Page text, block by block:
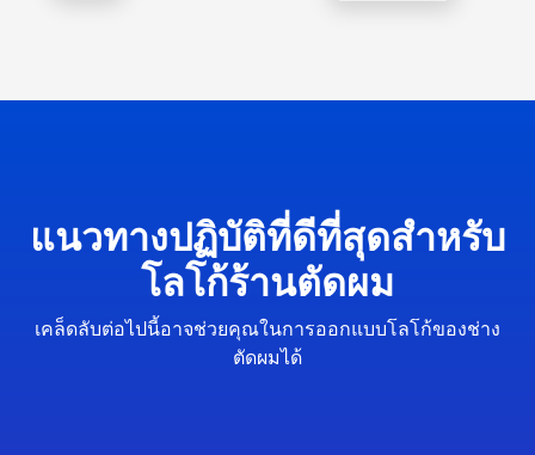
แนวทางปฏิบัติที่ดีที่สุดสำหรับ
โลโก้ร้านตัดผม
เคล็ดลับต่อไปนี้อาจช่วยคุณในการออกแบบโลโก้ของช่าง
ตัดผมได้